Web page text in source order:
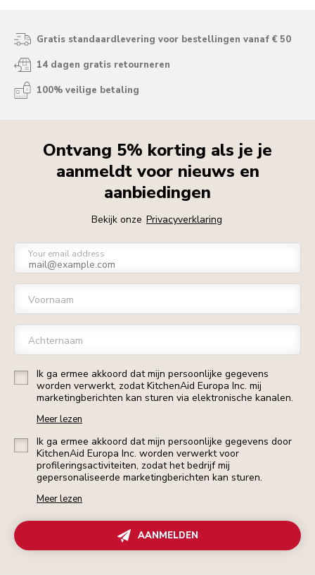
Gratis standaardlevering voor bestellingen vanaf € 50
14 dagen gratis retourneren
100% veilige betaling
Ontvang 5% korting als je je
aanmeldt voor nieuws en
aanbiedingen
Bekijk onze Privacyverklaring
Your email address
Voornaam
Achternaam
Ik ga ermee akkoord dat mijn persoonlijke gegevens
worden verwerkt, zodat KitchenAid Europa Inc. mij
marketingberichten kan sturen via elektronische kanalen.
Meer lezen
Ik ga ermee akkoord dat mijn persoonlijke gegevens door
KitchenAid Europa Inc. worden verwerkt voor
profileringsactiviteiten, zodat het bedrijf mij
gepersonaliseerde marketingberichten kan sturen.
Meer lezen
AANMELDEN